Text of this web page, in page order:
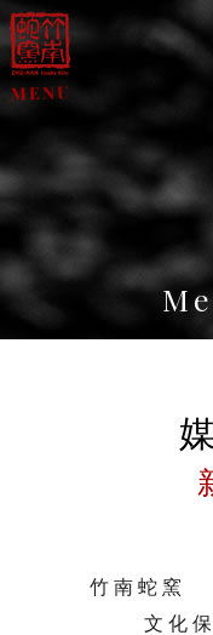
竹南蛇窯
文化